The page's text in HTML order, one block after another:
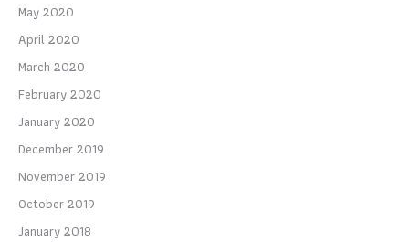
May 2020
April 2020
March 2020
February 2020
January 2020
December 2019
November 2019
October 2019
January 2018